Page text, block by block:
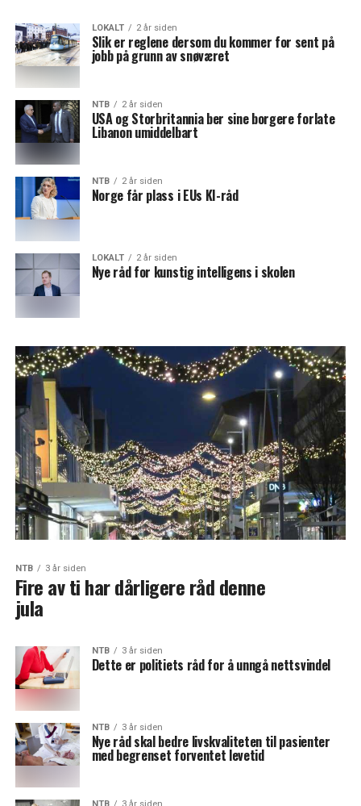
LOKALT 2 år siden
Slik er reglene dersom du kommer for sent på
jobb på grunn av snøværet
NTB 2 år siden
USA og Storbritannia ber sine borgere forlate
Libanon umiddelbart
NTB 2 år siden
Norge får plass i EUs KI-råd
LOKALT 2 år siden
Nye råd for kunstig intelligens i skolen
NTB 3 år siden
Fire av ti har dårligere råd denne
jula
NTB 3 år siden
Dette er politiets råd for å unngå nettsvindel
NTB 3 år siden
Nye råd skal bedre livskvaliteten til pasienter
med begrenset forventet levetid